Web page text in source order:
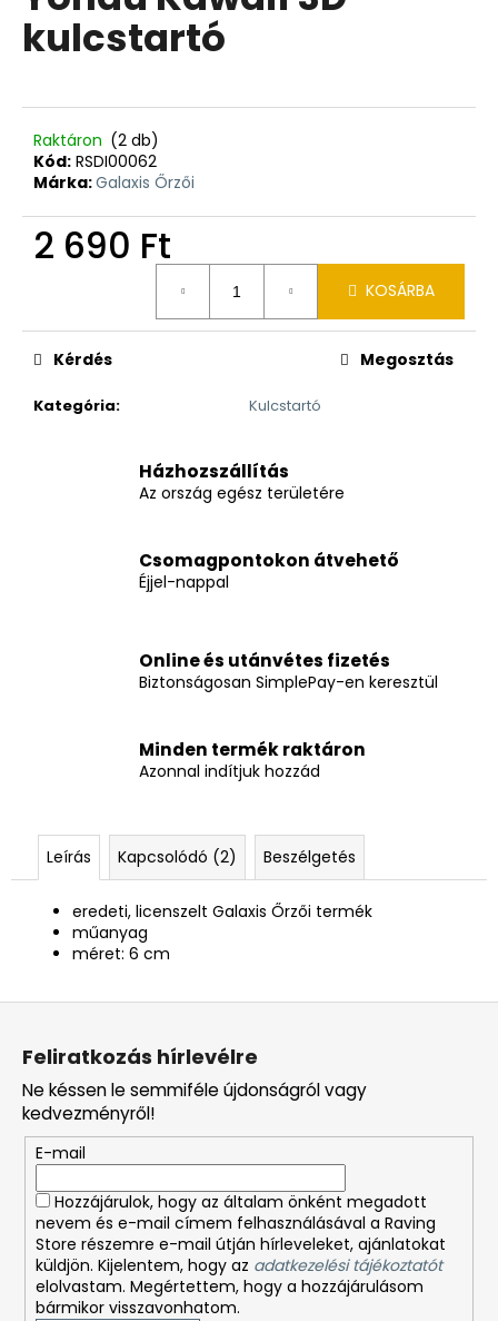
5-
ből
kulcstartó
Raktáron (2 db)
Kód: RSDI00062
Márka:Galaxis Őrzői
2 690 Ft
KOSÁRBA
Kategória: Kulcstartó
Kérdés Megosztás
Házhozszállítás
Az ország egész területére
Csomagpontokon átvehető
Éjjel-nappal
Online és utánvétes fizetés
Biztonságosan SimplePay-en keresztül
Minden termék raktáron
Azonnal indítjuk hozzád
Leírás Kapcsolódó (2) Beszélgetés
eredeti, licenszelt Galaxis Őrzői termék
műanyag
méret: 6 cm
Feliratkozás hírlevélre
Ne késsen le semmiféle újdonságról vagy
kedvezményről!
E-mail
Hozzájárulok, hogy az általam önként megadott
nevem és e-mail címem felhasználásával a Raving
Store részemre e-mail útján hírleveleket, ajánlatokat
küldjön. Kijelentem, hogy az adatkezelési tájékoztatót
elolvastam. Megértettem, hogy a hozzájárulásom
bármikor visszavonhatom.